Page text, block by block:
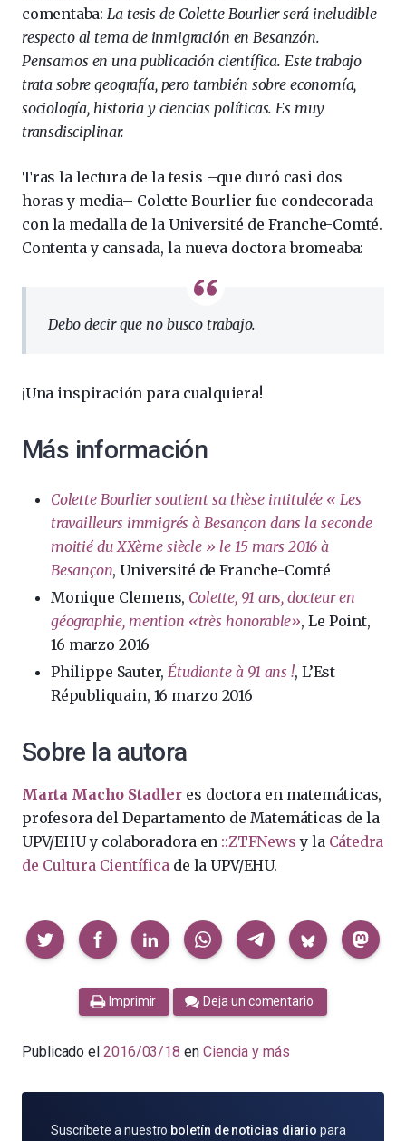
comentaba: La tesis de Colette Bourlier será ineludible
respecto al tema de inmigración en Besanzón.
Pensamos en una publicación científica. Este trabajo
trata sobre geografía, pero también sobre economía,
sociología, historia y ciencias políticas. Es muy
transdisciplinar.
Tras la lectura de la tesis –que duró casi dos
horas y media– Colette Bourlier fue condecorada
con la medalla de la Université de Franche-Comté.
Contenta y cansada, la nueva doctora bromeaba:
Debo decir que no busco trabajo.
¡Una inspiración para cualquiera!
Más información
Colette Bourlier soutient sa thèse intitulée « Les
travailleurs immigrés à Besançon dans la seconde
moitié du XXème siècle » le 15 mars 2016 à
Besançon, Université de Franche-Comté
Monique Clemens, Colette, 91 ans, docteur en
géographie, mention «très honorable», Le Point,
16 marzo 2016
Philippe Sauter, Étudiante à 91 ans !, L’Est
Républiquain, 16 marzo 2016
Sobre la autora
Marta Macho Stadler es doctora en matemáticas,
profesora del Departamento de Matemáticas de la
UPV/EHU y colaboradora en ::ZTFNews y la Cátedra
de Cultura Científica de la UPV/EHU.
Compartir
Imprimir Deja un comentario
Publicado el 2016/03/18 en Ciencia y más
SUSCRÍBETE
Suscríbete a nuestro boletín de noticias diario para